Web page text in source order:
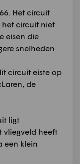
Het circuit
het circuit niet
eisen die
snelheden
circuit eiste op
de
ligt
vliegveld heeft
een klein